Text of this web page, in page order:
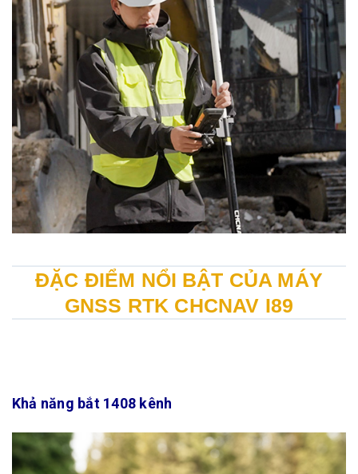
ĐẶC ĐIỂM NỔI BẬT CỦA MÁY
GNSS RTK CHCNAV I89
Khả năng bắt 1408 kênh